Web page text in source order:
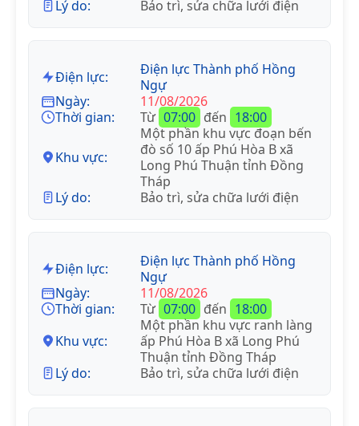
Lý do: Bảo trì, sửa chữa lưới điện
Điện lực:
Điện lực Thành phố Hồng
Ngự
Ngày:
11/08/2026
Thời gian:
Từ 07:00 đến 18:00
Khu vực:
Một phần khu vực đoạn bến
đò số 10 ấp Phú Hòa B xã
Long Phú Thuận tỉnh Đồng
Tháp
Lý do:
Bảo trì, sửa chữa lưới điện
Điện lực:
Điện lực Thành phố Hồng
Ngự
Ngày:
11/08/2026
Thời gian:
Từ 07:00 đến 18:00
Khu vực:
Một phần khu vực ranh làng
ấp Phú Hòa B xã Long Phú
Thuận tỉnh Đồng Tháp
Lý do:
Bảo trì, sửa chữa lưới điện